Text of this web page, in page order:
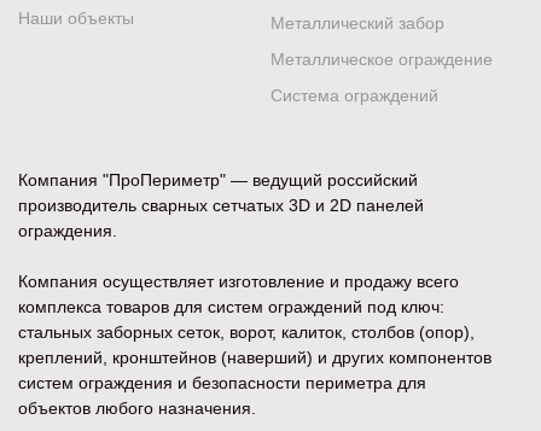
Компания "ПроПериметр" — ведущий российский
производитель сварных сетчатых 3D и 2D панелей
ограждения.
Компания осуществляет изготовление и продажу всего
комплекса товаров для систем ограждений под ключ:
стальных заборных сеток, ворот, калиток, столбов (опор),
креплений, кронштейнов (наверший) и других компонентов
систем ограждения и безопасности периметра для
объектов любого назначения.
Металлический забор
Металлическое ограждение
Система ограждений
Наши объекты